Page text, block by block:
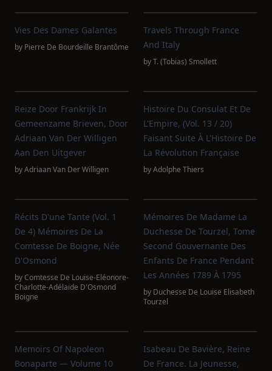
Vies Des Dames Galantes
by Pierre De Bourdeille Brantôme
Travels Through France
And Italy
byT. (Tobias) Smollett
Reize Door Frankrijk In
Gemeenzame Brieven, Door
Adriaan Van Der Willigen
Aan Den Uitgever
byAdriaan Van Der Willigen
Histoire Du Consulat Et De
L'Empire, (Vol. 13 / 20)
Faisant Suite À L'Histoire De
La Révolution Française
byAdolphe Thiers
Récits D'une Tante (Vol. 1
De 4) Mémoires De La
Comtesse De Boigne, Née
D'Osmond
byComtesse De Louise-Eléonore-
Charlotte-Adélaide D'Osmond
Boigne
Mémoires De Madame La
Duchesse De Tourzel, Tome
Second Gouvernante Des
Enfants De France Pendant
Les Années 1789 À 1795
by Duchesse De Louise Elisabeth
Tourzel
Memoirs Of Napoleon
Bonaparte — Volume 10
Isabeau De Bavière, Reine
De France. La Jeunesse,